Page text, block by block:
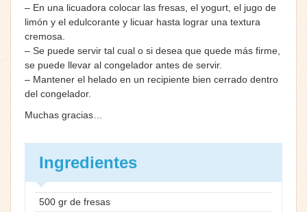
– En una licuadora colocar las fresas, el yogurt, el jugo de
limón y el edulcorante y licuar hasta lograr una textura
cremosa.
– Se puede servir tal cual o si desea que quede más firme,
se puede llevar al congelador antes de servir.
– Mantener el helado en un recipiente bien cerrado dentro
del congelador.
Muchas gracias…
Ingredientes
500 gr de fresas